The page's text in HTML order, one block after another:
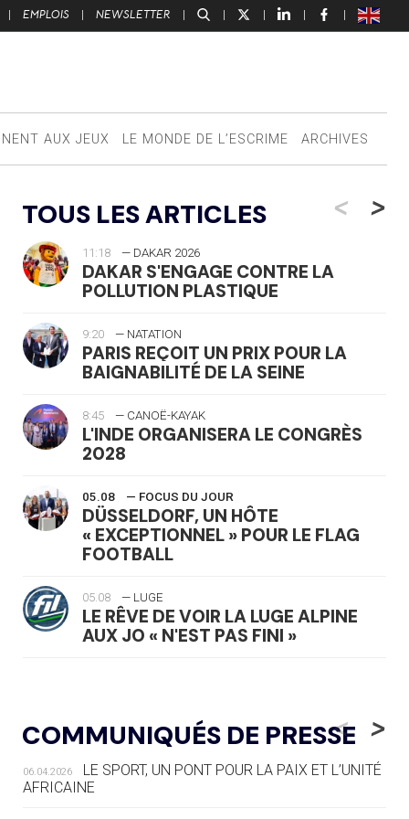
| EMPLOIS | NEWSLETTER | | | | |
AUX JEUX LE MONDE DE L’ESCRIME ARCHIVES
TOUS LES ARTICLES <
11:18 — DAKAR 2026
DAKAR S'ENGAGE CONTRE LA
POLLUTION PLASTIQUE
9:20 — NATATION
PARIS REÇOIT UN PRIX POUR LA
BAIGNABILITÉ DE LA SEINE
8:45 — CANOË-KAYAK
L'INDE ORGANISERA LE CONGRÈS
2028
05.08 — FOCUS DU JOUR
DÜSSELDORF, UN HÔTE
« EXCEPTIONNEL » POUR LE FLAG
FOOTBALL
05.08 — LUGE
LE RÊVE DE VOIR LA LUGE ALPINE
AUX JO « N'EST PAS FINI »
DES MONDIAUX À BRISBANE SUR LA
ROUTE DES JO 2032
05.08 — ALPES FRANÇAISES 2030
LE VILLAGE OLYMPIQUE DES ARAVIS
>
COMMUNIQUÉS DE PRESSE
<
06.04.2026
LE SPORT, UN PONT POUR LA PAIX ET L’UNITÉ
AFRICAINE
>